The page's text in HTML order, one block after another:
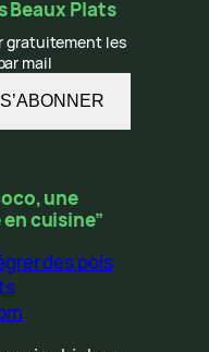
Beaux Plats
gratuitement les
mail
S’ABONNER
une
cuisine”
des pois